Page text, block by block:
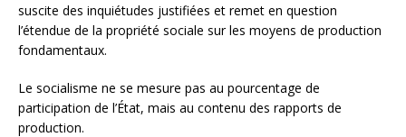
suscite des inquiétudes justifiées et remet en question
l’étendue de la propriété sociale sur les moyens de production
fondamentaux.
Le socialisme ne se mesure pas au pourcentage de
participation de l’État, mais au contenu des rapports de
production.